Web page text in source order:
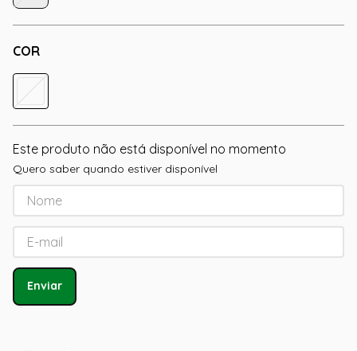
COR
Este produto não está disponível no momento
Quero saber quando estiver disponível
Enviar